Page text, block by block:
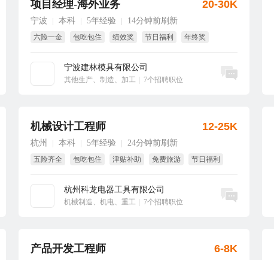
项目经理-海外业务
宁波 本科 5年经验 14分钟前刷新
六险一金 包吃包住 绩效奖 节日福利
年终奖
宁波建林模具有限公司
其他生产、制造、加工 7个招聘职位
20-30K
立即沟通
机械设计工程师
杭州 本科 5年经验 24分钟前刷新
五险齐全 包吃包住 津贴补助 免费旅游
节日福利
杭州科龙电器工具有限公司
机械制造、机电、重工 7个招聘职位
12-25K
立即沟通
产品开发工程师 6-8K